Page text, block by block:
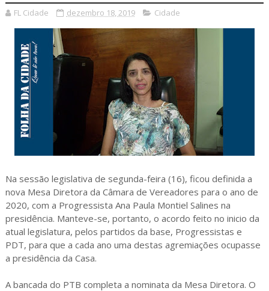
FL Cidade dezembro 18, 2019 Cidade
Na sessão legislativa de segunda-feira (16), ficou definida a
nova Mesa Diretora da Câmara de Vereadores para o ano de
2020, com a Progressista Ana Paula Montiel Salines na
presidência. Manteve-se, portanto, o acordo feito no inicio da
atual legislatura, pelos partidos da base, Progressistas e
PDT, para que a cada ano uma destas agremiações ocupasse
a presidência da Casa.
A bancada do PTB completa a nominata da Mesa Diretora. O